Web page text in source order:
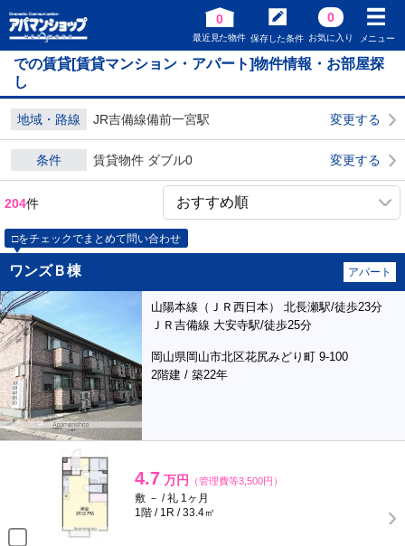
0
最近見た物件 保存した条件
0
お気に入り メニュー
での賃貸[賃貸マンション・アパート]物件情報・お部屋探
し
地域・路線 JR吉備線備前一宮駅 変更する
条件 賃貸物件 ダブル0 変更する
204件
□をチェックでまとめて問い合わせ
ワンズＢ棟 アパート
山陽本線（ＪＲ西日本） 北長瀬駅/徒歩23分
ＪＲ吉備線 大安寺駅/徒歩25分
岡山県岡山市北区花尻みどり町 9-100
2階建 / 築22年
4.7 万円 （管理費等3,500円）
敷 － / 礼 1ヶ月
1階 / 1R / 33.4㎡